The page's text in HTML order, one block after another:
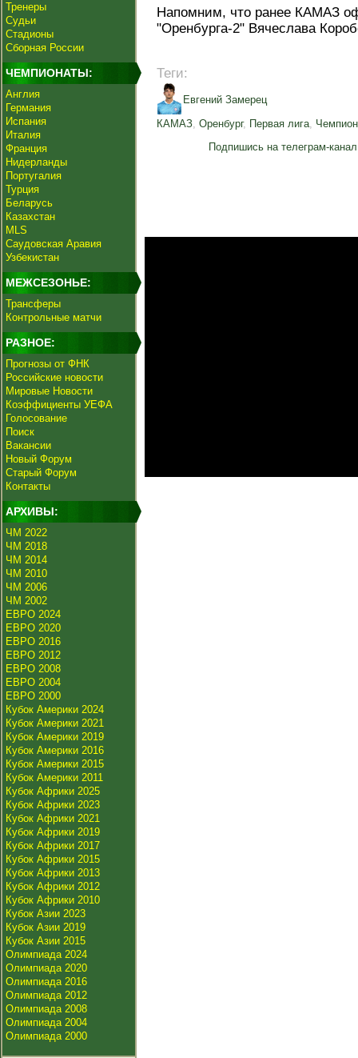
Тренеры
Судьи
Стадионы
Сборная России
ЧЕМПИОНАТЫ:
Англия
Германия
Испания
Италия
Франция
Нидерланды
Португалия
Турция
Беларусь
Казахстан
MLS
Саудовская Аравия
Узбекистан
МЕЖСЕЗОНЬЕ:
Трансферы
Контрольные матчи
РАЗНОЕ:
Прогнозы от ФНК
Российские новости
Мировые Новости
Коэффициенты УЕФА
Голосование
Поиск
Вакансии
Новый Форум
Старый Форум
Контакты
АРХИВЫ:
ЧМ 2022
ЧМ 2018
ЧМ 2014
ЧМ 2010
ЧМ 2006
ЧМ 2002
ЕВРО 2024
ЕВРО 2020
ЕВРО 2016
ЕВРО 2012
ЕВРО 2008
ЕВРО 2004
ЕВРО 2000
Кубок Америки 2024
Кубок Америки 2021
Кубок Америки 2019
Кубок Америки 2016
Кубок Америки 2015
Кубок Америки 2011
Кубок Африки 2025
Кубок Африки 2023
Кубок Африки 2021
Кубок Африки 2019
Кубок Африки 2017
Кубок Африки 2015
Кубок Африки 2013
Кубок Африки 2012
Кубок Африки 2010
Кубок Азии 2023
Кубок Азии 2019
Кубок Азии 2015
Олимпиада 2024
Олимпиада 2020
Олимпиада 2016
Олимпиада 2012
Олимпиада 2008
Олимпиада 2004
Олимпиада 2000
Напомним, что ранее КАМАЗ
"Оренбурга-2" Вячеслава
Теги:
Евгений Замерец
КАМАЗ, Оренбург, Первая лига,
Подпишись на телеграм-